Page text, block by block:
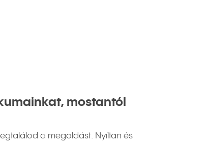
mostantól
a megoldást. Nyíltan és